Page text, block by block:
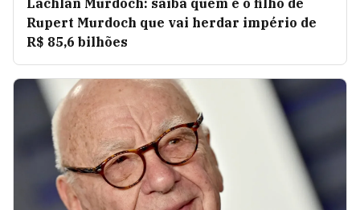
Rupert Murdoch que vai herdar império de
R$ 85,6 bilhões